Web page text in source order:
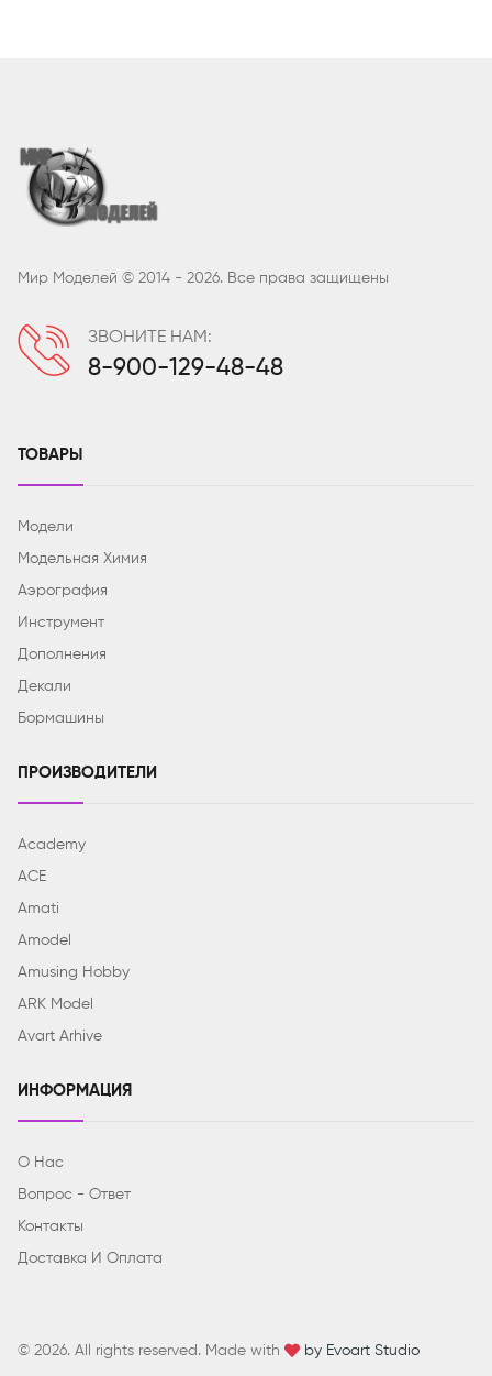
Мир Моделей © 2014 - 2026. Все права защищены
ЗВОНИТЕ НАМ:
8-900-129-48-48
ТОВАРЫ
Модели
Модельная Химия
Аэрография
Инструмент
Дополнения
Декали
Бормашины
ПРОИЗВОДИТЕЛИ
Academy
ACE
Amati
Amodel
Amusing Hobby
ARK Model
Avart Arhive
ИНФОРМАЦИЯ
О Нас
Вопрос - Ответ
Контакты
Доставка И Оплата
© 2026. All rights reserved. Made with by Evoart Studio